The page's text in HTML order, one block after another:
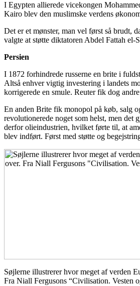
I Egypten allierede vicekongen
Kairo blev den muslimske verdens
Det er et mønster, man vel først så brudt,
valgte at støtte diktatoren Abdel Fattah
Persien
I 1872 forhindrede russerne en brite i
Altså enhver vigtig investering i landets
korrigerede en smule. Reuter fik dog
En anden Brite fik monopol på køb, salg
revolutionerede noget som helst, men det
derfor olieindustrien, hvilket førte til, at
blev indført. Først med støtte og
Søjlerne illustrerer hvor meget af verden
Fra Niall Fergusons “Civilisation. Vesten